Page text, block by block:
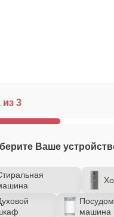
из 3
Ваше
машина